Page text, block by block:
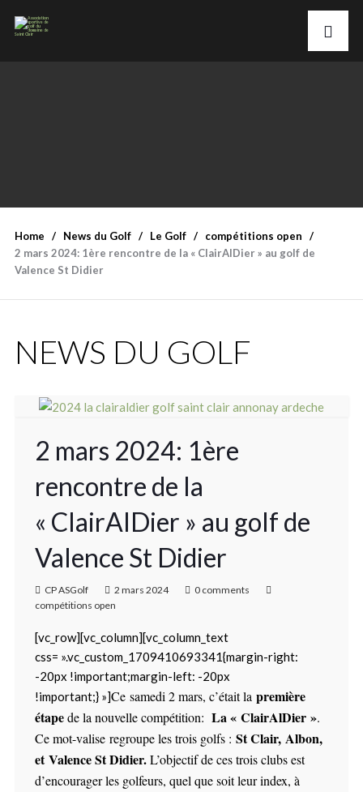
Home News du Golf Le Golf
compétitions open
2 mars 2024: 1ère rencontre de la « ClairAlDier » au golf de
Valence St Didier
NEWS DU GOLF
2 mars 2024: 1ère
rencontre de la
« ClairAlDier » au golf de
Valence St Didier
CP ASGolf 2 mars 2024
0 comments
compétitions open
[vc_row][vc_column][vc_column_text
css= ».vc_custom_1709410693341{margin-right:
-20px !important;margin-left: -20px
!important;} »]Ce samedi 2 mars, c’était la première
étapede la nouvelle compétition: La « ClairAlDier ».
Ce mot-valise regroupe les trois golfs : St Clair, Albon,
et Valence St Didier.L’objectif de ces trois clubs est
d’encourager les golfeurs, quel que soit leur index, à